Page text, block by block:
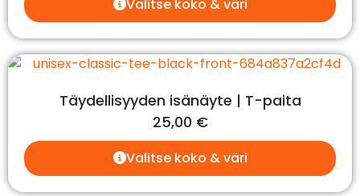
Valitse koko & väri
Täydellisyyden isänäyte | T-paita
25,00 €
Valitse koko & väri